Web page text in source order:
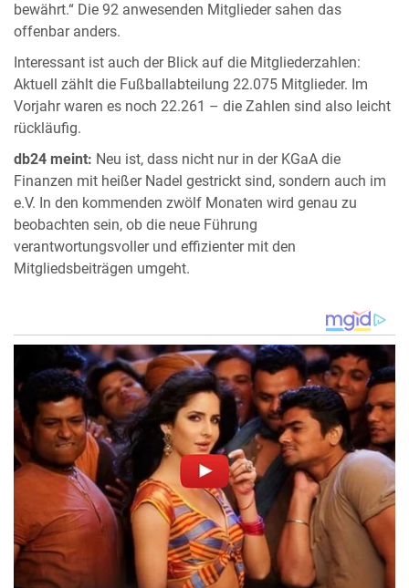
bewährt.“ Die 92 anwesenden Mitglieder sahen das
offenbar anders.
Interessant ist auch der Blick auf die Mitgliederzahlen:
Aktuell zählt die Fußballabteilung 22.075 Mitglieder. Im
Vorjahr waren es noch 22.261 – die Zahlen sind also leicht
rückläufig.
db24 meint: Neu ist, dass nicht nur in der KGaA die
Finanzen mit heißer Nadel gestrickt sind, sondern auch im
e.V. In den kommenden zwölf Monaten wird genau zu
beobachten sein, ob die neue Führung
verantwortungsvoller und effizienter mit den
Mitgliedsbeiträgen umgeht.